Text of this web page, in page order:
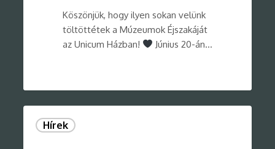
Köszönjük, hogy ilyen sokan velünk
töltöttétek a Múzeumok Éjszakáját
az Unicum Házban!
Június 20-án…
Hírek